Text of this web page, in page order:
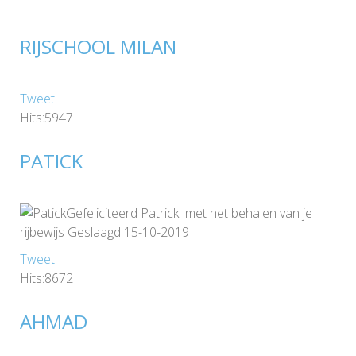
RIJSCHOOL MILAN
Tweet
Hits:5947
PATICK
Gefeliciteerd Patrick met het behalen van je
rijbewijs Geslaagd 15-10-2019
Tweet
Hits:8672
AHMAD